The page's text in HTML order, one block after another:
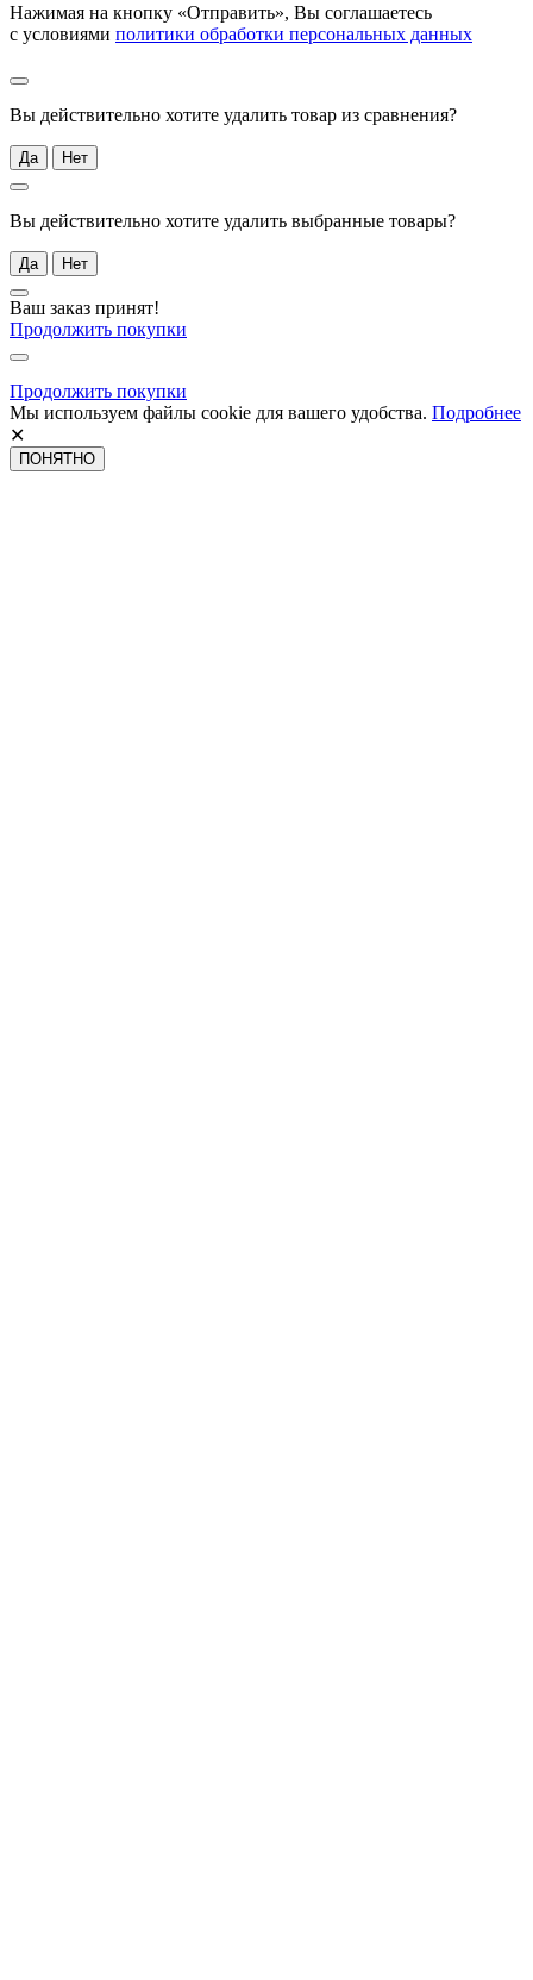
Нажимая на кнопку «Отправить», Вы соглашаетесь
с условиями политики обработки персональных данных
Вы действительно хотите удалить товар из сравнения?
Да Нет
Вы действительно хотите удалить выбранные товары?
Да Нет
Ваш заказ принят!
Продолжить покупки
Продолжить покупки
Мы используем файлы cookie для вашего удобства. Подробнее
✕
ПОНЯТНО